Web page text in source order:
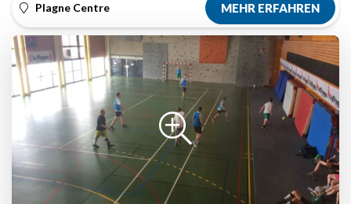
Plagne Centre MEHR ERFAHREN